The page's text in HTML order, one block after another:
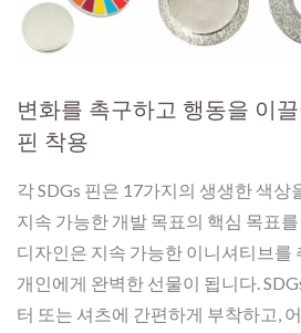
변화를 촉구하고 행동을 이
핀 착용
각 SDGs 핀은 17가지의 생생한 색상
지속 가능한 개발 목표의 핵심 목표
디자인은 지속 가능한 이니셔티브를
개인에게 완벽한 선물이 됩니다.
터 또는 셔츠에 간편하게 부착하고,